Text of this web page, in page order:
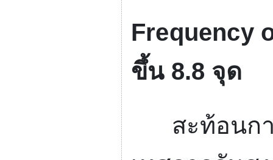
Frequency
ขึ้น 8.8 จุด
สะท้อนกา